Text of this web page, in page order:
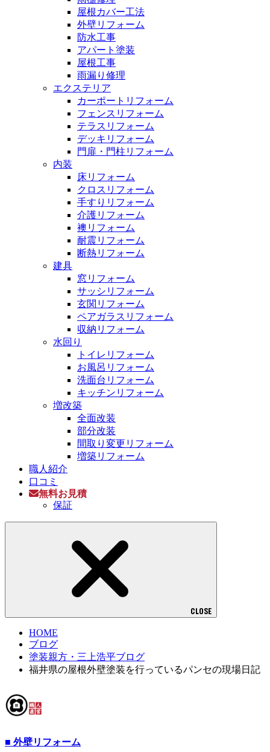
屋根カバー工法
外壁リフォーム
防水工事
アパート塗装
屋根工事
雨漏り修理
エクステリア
カーポートリフォーム
フェンスリフォーム
テラスリフォーム
デッキリフォーム
門扉・門柱リフォーム
内装
床リフォーム
クロスリフォーム
手すりリフォーム
介護リフォーム
襖リフォーム
耐震リフォーム
断熱リフォーム
建具
窓リフォーム
サッシリフォーム
玄関リフォーム
ペアガラスリフォーム
収納リフォーム
水回り
トイレリフォーム
お風呂リフォーム
洗面台リフォーム
キッチンリフォーム
増改築
全面改装
部分改装
間取り変更リフォーム
増築リフォーム
職人紹介
口コミ
無料お見積
保証
CLOSE
HOME
ブログ
塗装親方・三上浩平ブログ
福井県の屋根外壁塗装を行っているパンセの現場日記
■ 外壁リフォーム